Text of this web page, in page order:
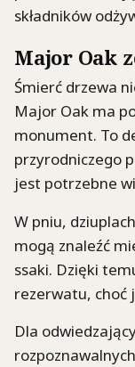
składników
Major Oak
Śmierć drzewa
Major Oak ma
monument. To
przyrodniczego
jest potrzebne
W pniu,
mogą znaleźć
ssaki. Dzięki
rezerwatu, choć
Dla